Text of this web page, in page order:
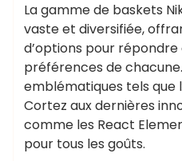
La gamme de baskets
vaste et diversifiée,
d’options pour répondre
préférences de
emblématiques tels que
Cortez aux dernières
comme les React
pour tous les goûts.